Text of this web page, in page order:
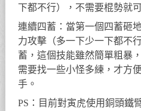
下都不行），不需要棍勢就
連續四蓄：當第一個四蓄砸
力攻擊（多一下少一下都不
蓄，這個技能雖然簡單粗暴
需要找一些小怪多練，才方
手。
PS：目前對寅虎使用銅頭鐵